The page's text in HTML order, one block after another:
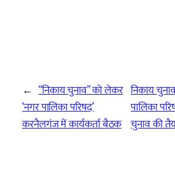
← “निकाय चुनाव” को लेकर
‘नगर पालिका परिषद’
करनैलगंज में कार्यकर्ता बैठक
निकाय
पालिका
चुनाव की